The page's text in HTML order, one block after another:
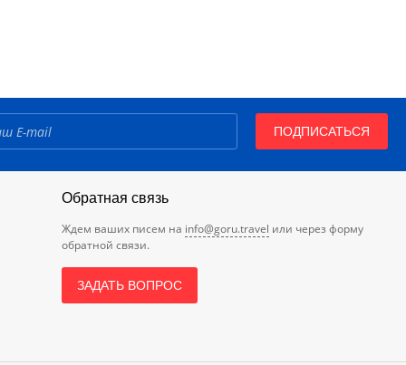
ПОДПИСАТЬСЯ
Обратная связь
Ждем ваших писем на info@goru.travel или через форму
обратной связи.
ЗАДАТЬ ВОПРОС